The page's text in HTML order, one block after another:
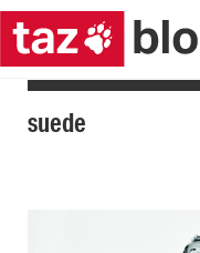
suede